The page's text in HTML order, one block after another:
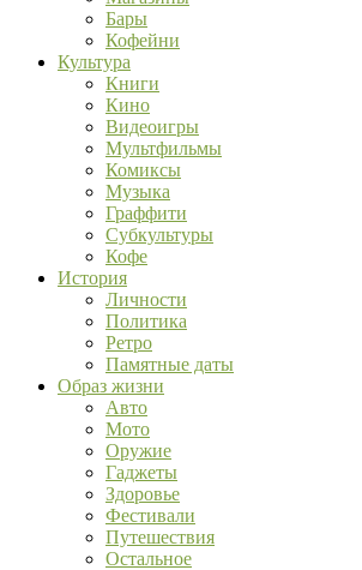
Бары
Кофейни
Культура
Книги
Кино
Видеоигры
Мультфильмы
Комиксы
Музыка
Граффити
Субкультуры
Кофе
История
Личности
Политика
Ретро
Памятные даты
Образ жизни
Авто
Мото
Оружие
Гаджеты
Здоровье
Фестивали
Путешествия
Остальное